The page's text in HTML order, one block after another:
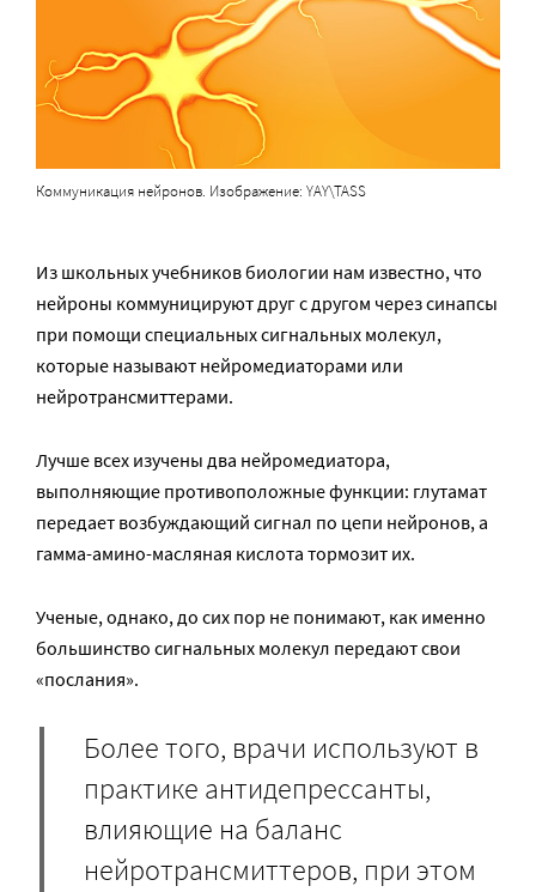
Коммуникация нейронов. Изображение: YAY\TASS
Из школьных учебников биологии нам известно, что
нейроны коммуницируют друг с другом через синапсы
при помощи специальных сигнальных молекул,
которые называют нейромедиаторами или
нейротрансмиттерами.
Лучше всех изучены два нейромедиатора,
выполняющие противоположные функции: глутамат
передает возбуждающий сигнал по цепи нейронов, а
гамма-амино-масляная кислота тормозит их.
Ученые, однако, до сих пор не понимают, как именно
большинство сигнальных молекул передают свои
«послания».
Более того, врачи используют в
практике антидепрессанты,
влияющие на баланс
нейротрансмиттеров, при этом